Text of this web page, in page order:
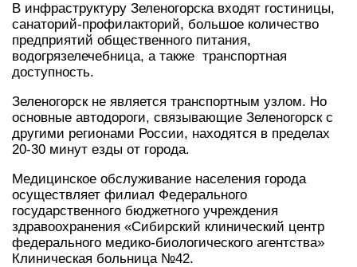
В инфраструктуру Зеленогорска входят гостиницы,
санаторий-профилакторий, большое количество
предприятий общественного питания,
водогрязелечебница, а также транспортная
доступность.
Зеленогорск не является транспортным узлом. Но
основные автодороги, связывающие Зеленогорск с
другими регионами России, находятся в пределах
20-30 минут езды от города.
Медицинское обслуживание населения города
осуществляет филиал Федерального
государственного бюджетного учреждения
здравоохранения «Сибирский клинический центр
федерального медико-биологического агентства»
Клиническая больница №42.